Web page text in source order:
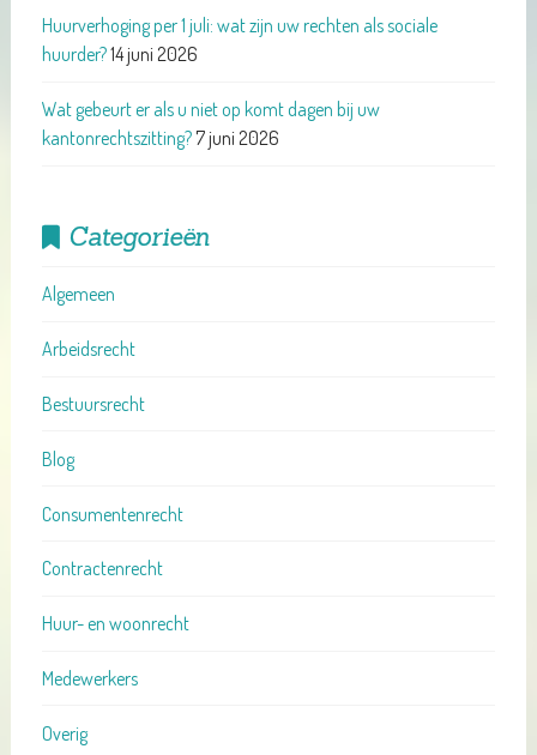
Huurverhoging per 1 juli: wat zijn uw rechten als sociale
huurder?14 juni 2026
Wat gebeurt er als u niet op komt dagen bij uw
kantonrechtszitting?7 juni 2026
Categorieën
Algemeen
Arbeidsrecht
Bestuursrecht
Blog
Consumentenrecht
Contractenrecht
Huur- en woonrecht
Medewerkers
Overig